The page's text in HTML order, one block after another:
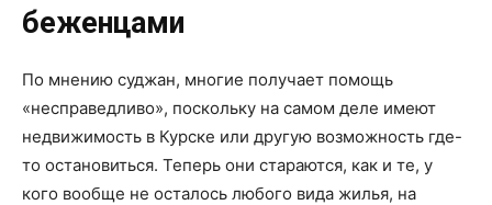
беженцами
По мнению суджан, многие получает помощь
«несправедливо», поскольку на самом деле имеют
недвижимость в Курске или другую возможность где-
то остановиться. Теперь они стараются, как и те, у
кого вообще не осталось любого вида жилья, на